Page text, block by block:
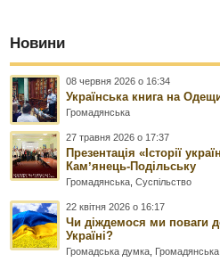
Новини
08 червня 2026 о 16:34
Українська книга на
Громадянська
27 травня 2026 о 17:37
Презентація «Історії
Камʼянець-Подільську
Громадянська ,Суспільство
22 квітня 2026 о 16:17
Чи діждемося ми поваги
Україні?
Громадська думка Громадянська